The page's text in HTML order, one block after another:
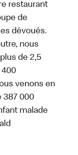
restaurant
de
dévoués.
nous
de 2,5
400
venons en
387 000
malade